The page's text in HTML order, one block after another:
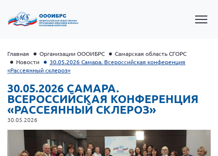
Главная Организации ОООИБРС
Самарская область СГОРС
Новости
30.05.2026 Самара. Всероссийская конференция
«Рассеянный склероз»
30.05.2026 САМАРА.
ВСЕРОССИЙСКАЯ КОНФЕРЕНЦИЯ
«РАССЕЯННЫЙ СКЛЕРОЗ»
30.05.2026